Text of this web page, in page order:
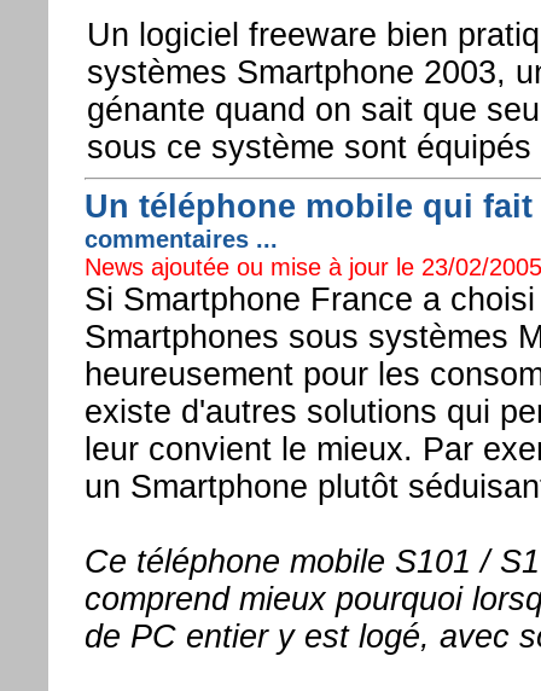
Un logiciel freeware bien
systèmes Smartphone 2003,
génante quand on sait que
sous ce système sont équipés
Un téléphone mobile qui
commentaires ...
News ajoutée ou mise à jour le 23/02/
Si Smartphone France a
Smartphones sous systèmes
heureusement pour les
existe d'autres solutions qui
leur convient le mieux. Par
un Smartphone plutôt
Ce téléphone mobile S101 /
comprend mieux pourquoi
de PC entier y est logé, avec